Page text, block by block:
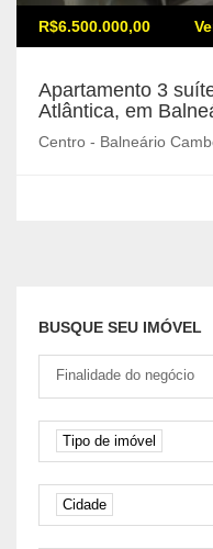
R$6.500.000,00
Apartamento 3
Atlântica, em
Centro - Balneário
BUSQUE SEU IMÓVEL
Tipo negociação
Finalidade do negócio
Tipo de imóvel
Tipo de imóvel
Cidade
Cidade